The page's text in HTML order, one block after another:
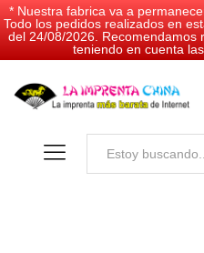
* Nuestra fabrica va a
Todo los pedidos realizados en
del 24/08/2026. Recomendamos
teniendo en cuenta